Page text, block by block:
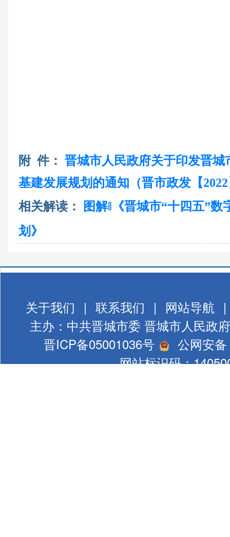
附 件： 晋城市人民政府关于印发晋城
基建发展规划的通知（晋市政发【
相关解读：
图解‖《晋城市“十四五”
划》
关于我们 | 联系我们 | 网站导航 |
主办：中共晋城市委 晋城市人民政府
晋ICP备05001036号
公网安
网站标识码：